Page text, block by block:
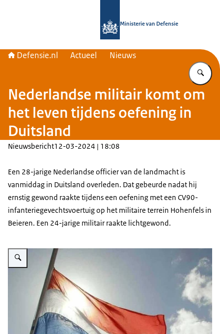
Ministerie van Defensie
Defensie.nl Actueel Nieuws
Nederlandse militair komt om
het leven tijdens oefening in
Duitsland
Nieuwsbericht12-03-2024 | 18:08
Een 28-jarige Nederlandse officier van de landmacht is
vanmiddag in Duitsland overleden. Dat gebeurde nadat hij
ernstig gewond raakte tijdens een oefening met een CV90-
infanteriegevechtsvoertuig op het militaire terrein Hohenfels in
Beieren. Een 24-jarige militair raakte lichtgewond.
Vergroot afbeelding Halfstok vlag.